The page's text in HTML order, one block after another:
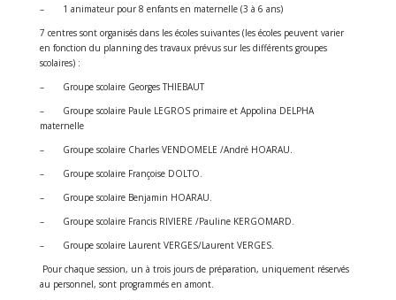
– 1 animateur pour 8 enfants en maternelle (3 à 6 ans)
7 centres sont organisés dans les écoles suivantes (les écoles peuvent varier
en fonction du planning des travaux prévus sur les différents groupes
scolaires) :
– Groupe scolaire Georges THIEBAUT
– Groupe scolaire Paule LEGROS primaire et Appolina DELPHA
maternelle
– Groupe scolaire Charles VENDOMELE /André HOARAU.
– Groupe scolaire Françoise DOLTO.
– Groupe scolaire Benjamin HOARAU.
– Groupe scolaire Francis RIVIERE /Pauline KERGOMARD.
– Groupe scolaire Laurent VERGES/Laurent VERGES.
Pour chaque session, un à trois jours de préparation, uniquement réservés
au personnel, sont programmés en amont.